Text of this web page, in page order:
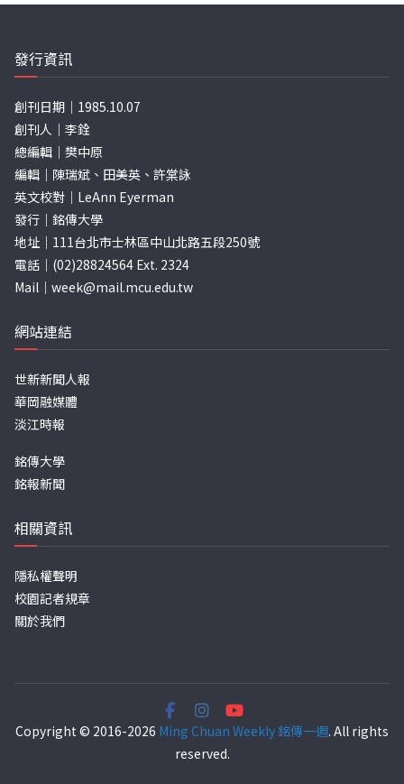
發行資訊
創刊日期｜1985.10.07
創刊人｜李銓
總編輯｜樊中原
編輯｜陳瑞斌、田美英、許棠詠
英文校對｜LeAnn Eyerman
發行｜銘傳大學
地址｜111台北市士林區中山北路五段250號
電話｜(02)28824564 Ext. 2324
Mail｜ week@mail.mcu.edu.tw
網站連結
世新新聞人報
華岡融媒體
淡江時報
銘傳大學
銘報新聞
相關資訊
隱私權聲明
校園記者規章
關於我們
Copyright © 2016-2026 Ming Chuan Weekly 銘傳一週. All rights
reserved.